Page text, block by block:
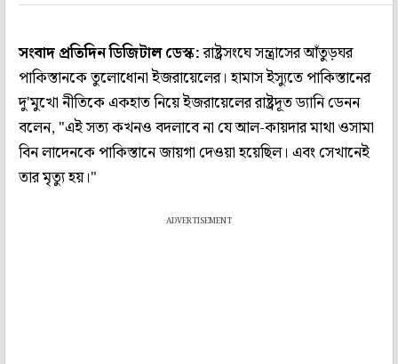
সংবাদ প্রতিদিন ডিজিটাল ডেস্ক:রাষ্ট্রসংঘে সন্ত্রাসের আঁতুড়ঘর
পাকিস্তানকে তুলোধোনা ইজরায়েলের। হামাস ইস্যুতে পাকিস্তানের
দু'মুখো নীতিকে একহাত নিয়ে ইজরায়েলের রাষ্ট্রদূত ড্যানি ডেনন
বলেন, "এই সত্য কখনও বদলাবে না যে আল-কায়দার মাথা ওসামা
বিন লাদেনকে পাকিস্তানে জায়গা দেওয়া হয়েছিল। এবং সেখানেই
তার মৃত্যু হয়।"
ADVERTISEMENT